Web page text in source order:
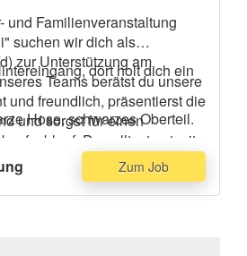
und Familienveranstaltung
suchen wir dich als
zur Unterstützung am
Teams berätst du unsere
und freundlich, präsentierst die
und sorgst für einen
Du solltest gut mit
und unsere Kasse
mit Bargeld sollte für dich
sein.
dort holt dich ein
Hose, schwarzes Oberteil.
Zum Job